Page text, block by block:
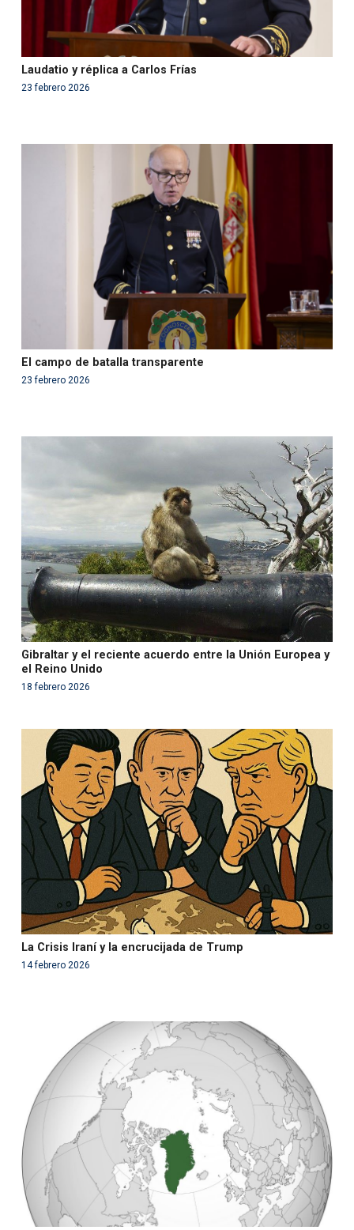
Laudatio y réplica a Carlos Frías
23 febrero 2026
: Use of undefined constant php - assumed
'php' (this will throw an Error in a future version of PHP)
/var/www/acami.es/wp-
content/themes/fundcami/page-publicaciones.php
El campo de batalla transparente
23 febrero 2026
: Use of undefined constant php - assumed
'php' (this will throw an Error in a future version of PHP)
in
/var/www/acami.es/wp-
content/themes/fundcami/page-publicaciones.php
Gibraltar y el reciente acuerdo entre la Unión Europea y
el Reino Unido
18 febrero 2026
Warning: Use of undefined constant php - assumed
'php' (this will throw an Error in a future version of PHP)
/var/www/acami.es/wp-
content/themes/fundcami/page-publicaciones.php
on line99
La Crisis Iraní y la encrucijada de Trump
14 febrero 2026
: Use of undefined constant php - assumed
'php' (this will throw an Error in a future version of PHP)
/var/www/acami.es/wp-
content/themes/fundcami/page-publicaciones.php
on line